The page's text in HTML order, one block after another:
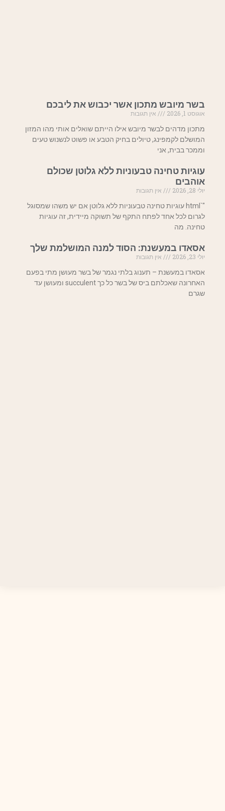
בשר מיובש מתכון אשר יכבוש את ליבכם
אוגוסט 1, 2026
אין תגובות
מתכון מדהים לבשר מיובש אילו הייתם שואלים אותי מהו המזון
המושלם לקמפינג, טיולים בחיק הטבע או פשוט לנשנוש טעים
וממכר בבית, אני
עוגיות טחינה טבעוניות ללא גלוטן שכולם
אוהבים
יולי 28, 2026
אין תגובות
"`html עוגיות טחינה טבעוניות ללא גלוטן אם יש משהו שמסוגל
לגרום לכל אחד לפתח התקף של תשוקה מיידית, זה עוגיות
טחינה. מה
אסאדו במעשנת: הסוד למנה המושלמת שלך
יולי 23, 2026
אין תגובות
אסאדו במעשנת – תענוג בלתי נגמר של בשר מעושן מתי בפעם
האחרונה שאכלתם ביס של בשר כל כך succulent ומעושן עד
שגרם